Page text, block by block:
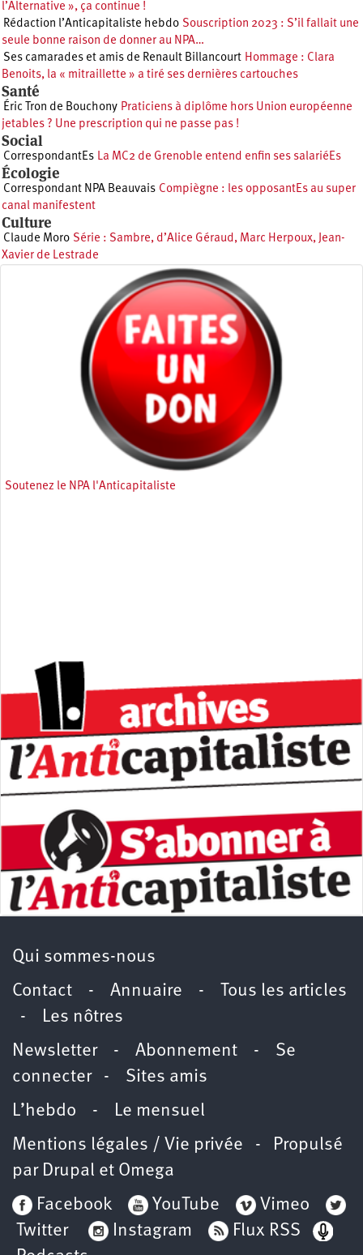
l’Alternative », ça continue !
Rédaction l’Anticapitaliste hebdo Souscription 2023 : S’il fallait une
seule bonne raison de donner au NPA…
Ses camarades et amis de Renault Billancourt Hommage : Clara
Benoits, la « mitraillette » a tiré ses dernières cartouches
Santé
Éric Tron de Bouchony Praticiens à diplôme hors Union européenne
jetables ? Une prescription qui ne passe pas !
Social
CorrespondantEs La MC2 de Grenoble entend enfin ses salariéEs
Écologie
Correspondant NPA Beauvais Compiègne : les opposantEs au super
canal manifestent
Culture
Claude Moro Série : Sambre, d’Alice Géraud, Marc Herpoux, Jean-
Xavier de Lestrade
Soutenez le NPA l'Anticapitaliste
Qui sommes-nous
Contact - Annuaire -
Tous les articles
- Les nôtres
Newsletter- Abonnement - Se
connecter- Sites amis
L’hebdo - Le mensuel
Mentions légales / Vie privée - Propulsé
par Drupal et Omega
Facebook
YouTube
Vimeo
Twitter
Instagram
Flux RSS